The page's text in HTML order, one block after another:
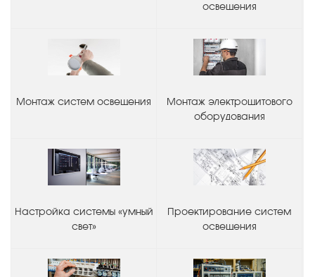
освещения
Монтаж систем освещения
Монтаж электрощитового
оборудования
Настройка системы «умный
свет»
Проектирование систем
освещения